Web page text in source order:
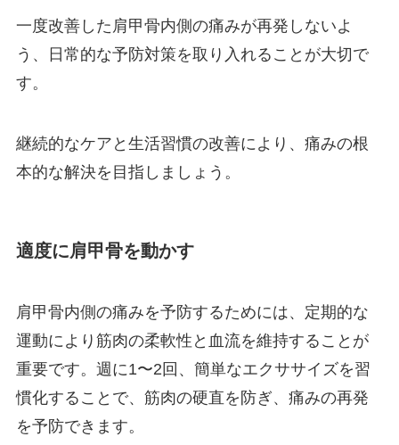
一度改善した肩甲骨内側の痛みが再発しないよ
う、日常的な予防対策を取り入れることが大切で
す。
継続的なケアと生活習慣の改善により、痛みの根
本的な解決を目指しましょう。
適度に肩甲骨を動かす
肩甲骨内側の痛みを予防するためには、定期的な
運動により筋肉の柔軟性と血流を維持することが
重要です。週に1〜2回、簡単なエクササイズを習
慣化することで、筋肉の硬直を防ぎ、痛みの再発
を予防できます。